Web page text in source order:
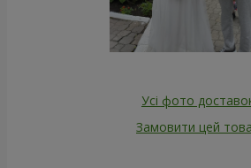
Усі фото
Замовити цей